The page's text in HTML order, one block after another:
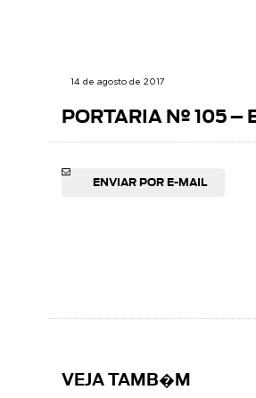
14 de agosto de 2017
PORTARIA Nº 105
ENVIAR POR E-MAIL
VEJA TAMB�M